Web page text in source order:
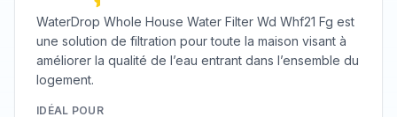
WaterDrop Whole House Water Filter Wd Whf21 Fg est
une solution de filtration pour toute la maison visant à
améliorer la qualité de l’eau entrant dans l’ensemble du
logement.
IDÉAL POUR